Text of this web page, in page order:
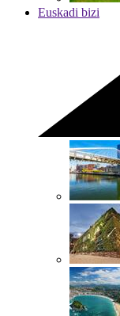
Euskadi bizi